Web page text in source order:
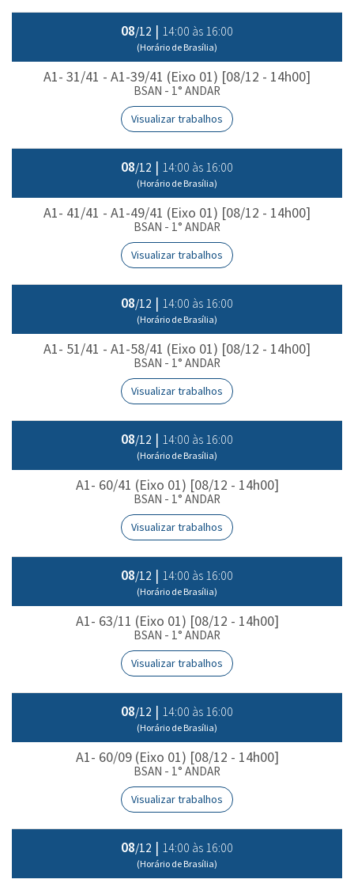
08/12 | 14:00 às 16:00
(Horário de Brasília)
A1- 31/41 - A1-39/41 (Eixo 01) [08/12 - 14h00]
BSAN - 1° ANDAR
Visualizar trabalhos
08/12 | 14:00 às 16:00
(Horário de Brasília)
A1- 41/41 - A1-49/41 (Eixo 01) [08/12 - 14h00]
BSAN - 1° ANDAR
Visualizar trabalhos
08/12 | 14:00 às 16:00
(Horário de Brasília)
A1- 51/41 - A1-58/41 (Eixo 01) [08/12 - 14h00]
BSAN - 1° ANDAR
Visualizar trabalhos
08/12 | 14:00 às 16:00
(Horário de Brasília)
A1- 60/41 (Eixo 01) [08/12 - 14h00]
BSAN - 1° ANDAR
Visualizar trabalhos
08/12 | 14:00 às 16:00
(Horário de Brasília)
A1- 63/11 (Eixo 01) [08/12 - 14h00]
BSAN - 1° ANDAR
Visualizar trabalhos
08/12 | 14:00 às 16:00
(Horário de Brasília)
A1- 60/09 (Eixo 01) [08/12 - 14h00]
BSAN - 1° ANDAR
Visualizar trabalhos
08/12 | 14:00 às 16:00
(Horário de Brasília)